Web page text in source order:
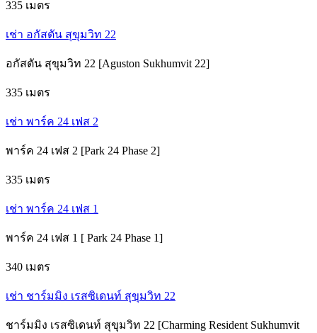
335 เมตร
เช่า อกัสตัน สุขุมวิท 22
อกัสตัน สุขุมวิท 22 [Aguston Sukhumvit 22]
335 เมตร
เช่า พาร์ค 24 เฟส 2
พาร์ค 24 เฟส 2 [Park 24 Phase 2]
335 เมตร
เช่า พาร์ค 24 เฟส 1
พาร์ค 24 เฟส 1 [ Park 24 Phase 1]
340 เมตร
เช่า ชาร์มมิง เรสซิเดนท์ สุขุมวิท 22
ชาร์มมิง เรสซิเดนท์ สุขุมวิท 22 [Charming Resident Sukhumvit